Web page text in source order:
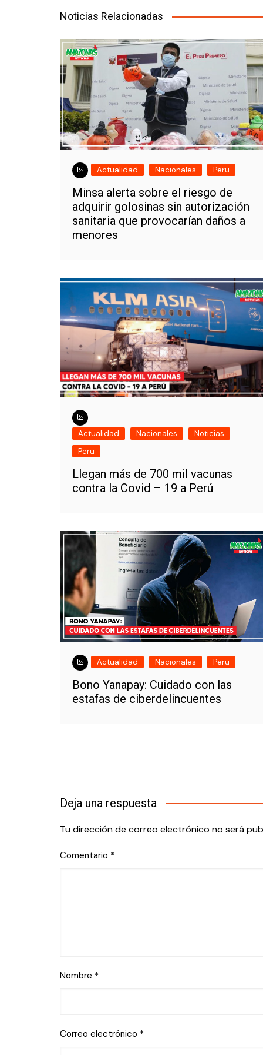
entradas
Noticias Relacionadas
Actualidad Nacionales Peru
Minsa alerta sobre el riesgo de
adquirir golosinas sin autorización
sanitaria que provocarían daños a
menores
Actualidad Nacionales
Noticias
Peru
Llegan más de 700 mil vacunas
contra la Covid – 19 a Perú
Actualidad Nacionales Peru
Bono Yanapay: Cuidado con las
estafas de ciberdelincuentes
Deja una respuesta
Tu dirección de correo electrónico no será
Comentario *
Nombre *
Correo electrónico *